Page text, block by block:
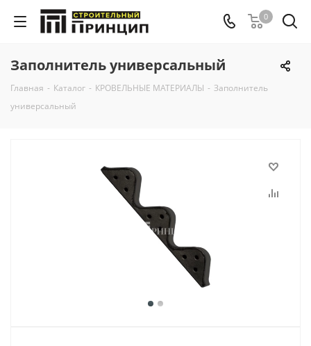
0
Заполнитель универсальный
Главная - Каталог - КРОВЕЛЬНЫЕ МАТЕРИАЛЫ - Заполнитель
универсальный